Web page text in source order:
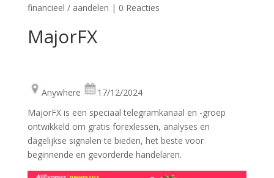
financieel / aandelen | 0 Reacties
MajorFX
Anywhere
17/12/2024
MajorFX is een speciaal telegramkanaal en -groep
ontwikkeld om gratis forexlessen, analyses en
dagelijkse signalen te bieden, het beste voor
beginnende en gevorderde handelaren.